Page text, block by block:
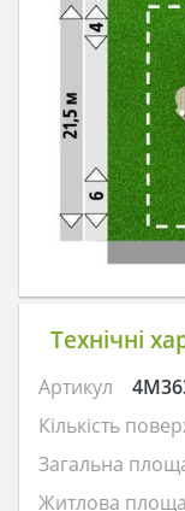
Технічні
Артикул
Кількість
Загальна
Житлова